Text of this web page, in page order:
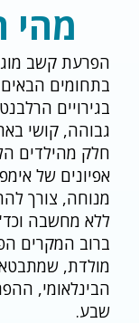
הפרעת קשב
בתחומים
בגירויים
גבוהה, קושי
חלק מהילדים
אפיונים של
מנוחה, צורך
ללא מחשבה
ברוב המקרים
מולדת,
הבינלאומי,
שבע.